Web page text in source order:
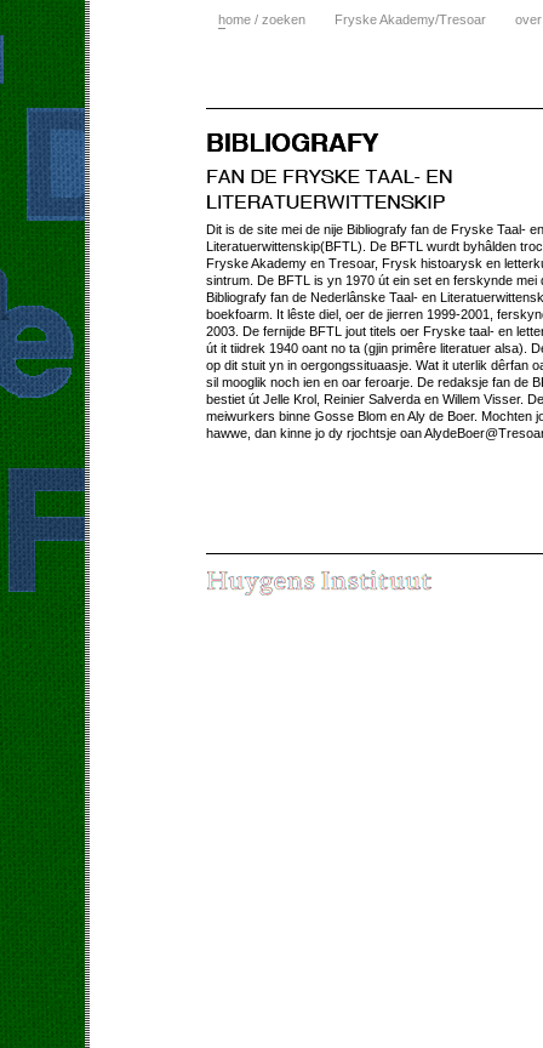
home / zoeken Fryske Akademy/Tresoar
Dit is de site mei de nije Bibliografy fan de Fryske Taal- en
Literatuerwittenskip(BFTL). De BFTL wurdt byhâlden
Fryske Akademy en Tresoar, Frysk histoarysk en
sintrum. De BFTL is yn 1970 út ein set en ferskynde mei
Bibliografy fan de Nederlânske Taal- en
boekfoarm. It lêste diel, oer de jierren 1999-2001,
2003. De fernijde BFTL jout titels oer Fryske taal- en
út it tiidrek 1940 oant no ta (gjin primêre literatuer alsa).
op dit stuit yn in oergongssituaasje. Wat it uterlik dêrfan
sil mooglik noch ien en oar feroarje. De redaksje fan de
bestiet út Jelle Krol, Reinier Salverda en Willem Visser. De
meiwurkers binne Gosse Blom en Aly de Boer. Mochten
hawwe, dan kinne jo dy rjochtsje oan